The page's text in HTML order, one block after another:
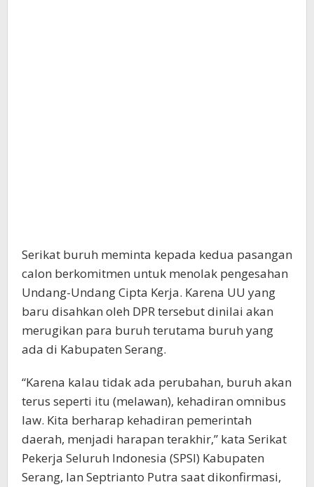
Serikat buruh meminta kepada kedua pasangan
calon berkomitmen untuk menolak pengesahan
Undang-Undang Cipta Kerja. Karena UU yang
baru disahkan oleh DPR tersebut dinilai akan
merugikan para buruh terutama buruh yang
ada di Kabupaten Serang.
“Karena kalau tidak ada perubahan, buruh akan
terus seperti itu (melawan), kehadiran omnibus
law. Kita berharap kehadiran pemerintah
daerah, menjadi harapan terakhir,” kata Serikat
Pekerja Seluruh Indonesia (SPSI) Kabupaten
Serang, Ian Septrianto Putra saat dikonfirmasi,